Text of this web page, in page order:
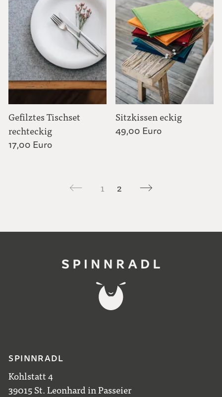
Gefilztes Tischset
rechteckig
17,00 Euro
Sitzkissen eckig
49,00 Euro
1 2
SPINNRADL
Kohlstatt 4
39015 St. Leonhard in Passeier